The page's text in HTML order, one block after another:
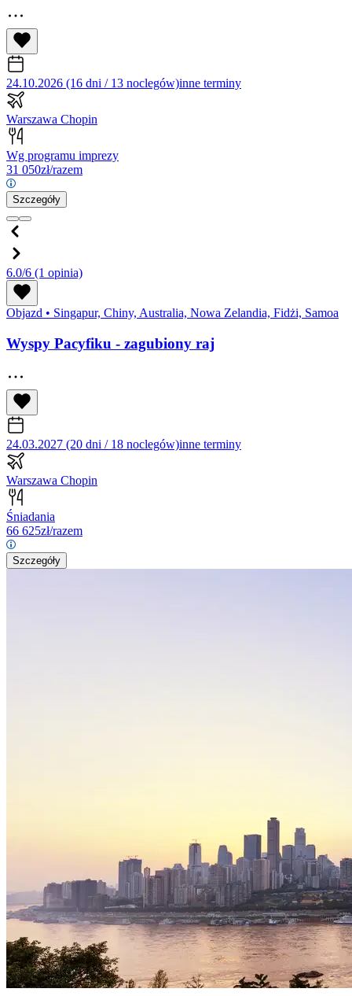
24.10.2026 (16 dni / 13 noclegów)inne terminy
Warszawa Chopin
Wg programu imprezy
31 050zł/razem
Szczegóły
6.0/6 (1 opinia)
Objazd • Singapur, Chiny, Australia, Nowa Zelandia, Fidżi, Samoa
Wyspy Pacyfiku - zagubiony raj
24.03.2027 (20 dni / 18 noclegów)inne terminy
Warszawa Chopin
Śniadania
66 625zł/razem
Szczegóły